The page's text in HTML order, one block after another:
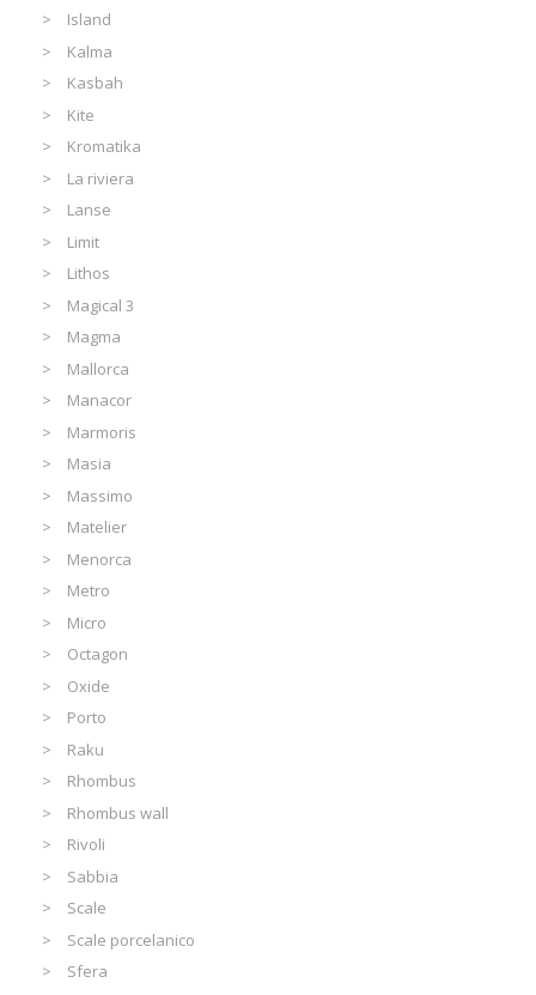
Island
Kalma
Kasbah
Kite
Kromatika
La riviera
Lanse
Limit
Lithos
Magical 3
Magma
Mallorca
Manacor
Marmoris
Masia
Massimo
Matelier
Menorca
Metro
Micro
Octagon
Oxide
Porto
Raku
Rhombus
Rhombus wall
Rivoli
Sabbia
Scale
Scale porcelanico
Sfera